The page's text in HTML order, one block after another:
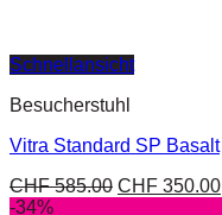
Schnellansicht
Besucherstuhl
Vitra Standard SP Basalt
CHF585.00 CHF 350.00
-34%